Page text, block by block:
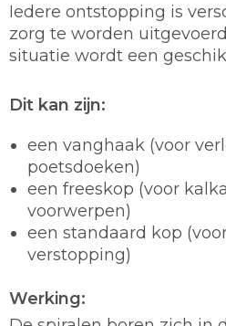
Iedere ontstopping is
zorg te worden
situatie wordt een
Dit kan zijn:
een vanghaak (voor
poetsdoeken)
een freeskop (voor
voorwerpen)
een standaard kop
verstopping)
Werking: